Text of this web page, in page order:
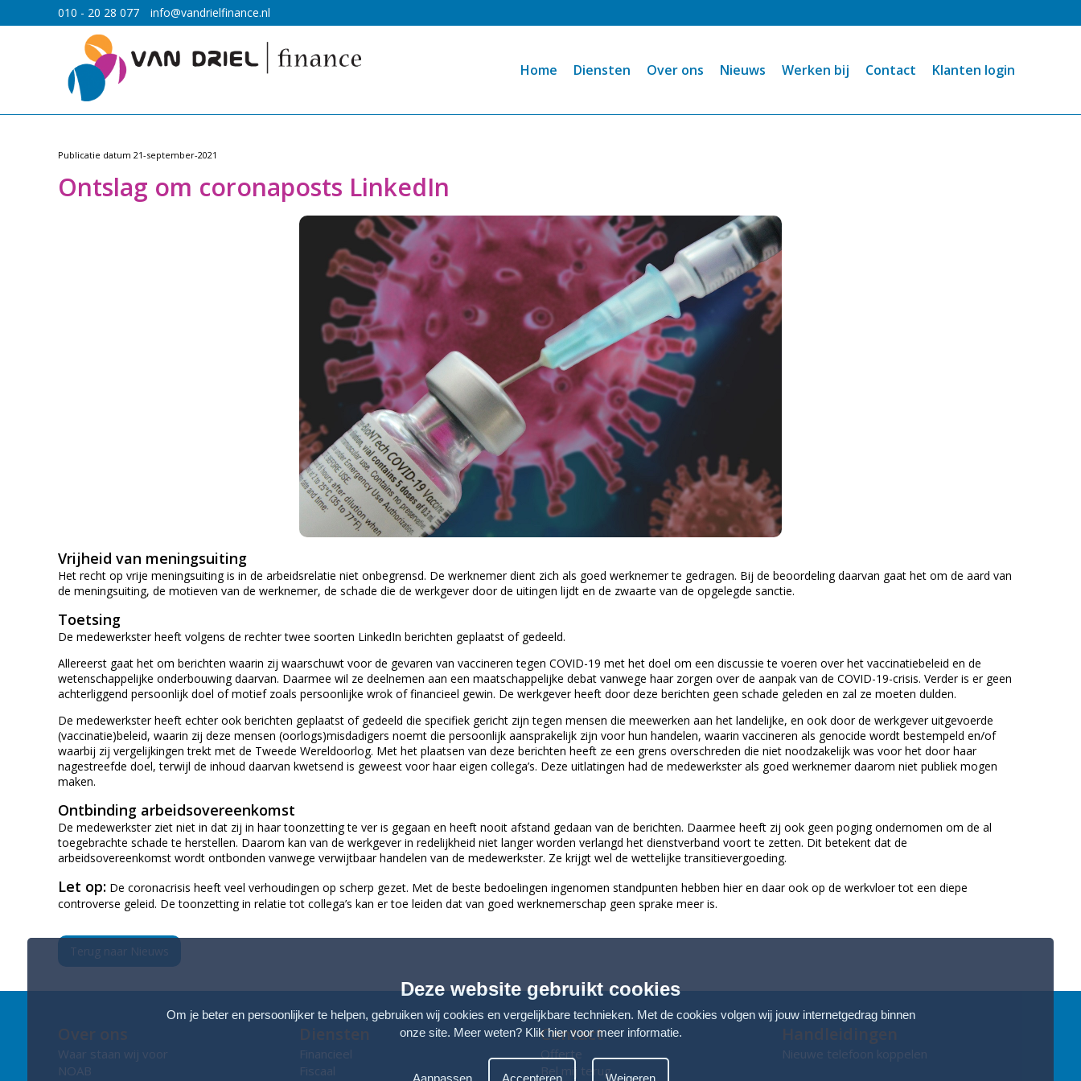
010 - 20 28 077 info@vandrielfinance.nl
Home Diensten Over ons Nieuws Werken bij Contact Klanten login
Publicatie datum 21-september-2021
Ontslag om coronaposts LinkedIn
Vrijheid van meningsuiting
Het recht op vrije meningsuiting is in de arbeidsrelatie niet onbegrensd. De werknemer dient zich als goed werknemer te gedragen. Bij de beoordeling daarvan gaat het om de aard van
de meningsuiting, de motieven van de werknemer, de schade die de werkgever door de uitingen lijdt en de zwaarte van de opgelegde sanctie.
Toetsing
De medewerkster heeft volgens de rechter twee soorten LinkedIn berichten geplaatst of gedeeld.
Allereerst gaat het om berichten waarin zij waarschuwt voor de gevaren van vaccineren tegen COVID-19 met het doel om een discussie te voeren over het vaccinatiebeleid en de
wetenschappelijke onderbouwing daarvan. Daarmee wil ze deelnemen aan een maatschappelijke debat vanwege haar zorgen over de aanpak van de COVID-19-crisis. Verder is er geen
achterliggend persoonlijk doel of motief zoals persoonlijke wrok of financieel gewin. De werkgever heeft door deze berichten geen schade geleden en zal ze moeten dulden.
De medewerkster heeft echter ook berichten geplaatst of gedeeld die specifiek gericht zijn tegen mensen die meewerken aan het landelijke, en ook door de werkgever uitgevoerde
(vaccinatie)beleid, waarin zij deze mensen (oorlogs)misdadigers noemt die persoonlijk aansprakelijk zijn voor hun handelen, waarin vaccineren als genocide wordt bestempeld en/of
waarbij zij vergelijkingen trekt met de Tweede Wereldoorlog. Met het plaatsen van deze berichten heeft ze een grens overschreden die niet noodzakelijk was voor het door haar
nagestreefde doel, terwijl de inhoud daarvan kwetsend is geweest voor haar eigen collega’s. Deze uitlatingen had de medewerkster als goed werknemer daarom niet publiek mogen
maken.
Ontbinding arbeidsovereenkomst
De medewerkster ziet niet in dat zij in haar toonzetting te ver is gegaan en heeft nooit afstand gedaan van de berichten. Daarmee heeft zij ook geen poging ondernomen om de al
toegebrachte schade te herstellen. Daarom kan van de werkgever in redelijkheid niet langer worden verlangd het dienstverband voort te zetten. Dit betekent dat de
arbeidsovereenkomst wordt ontbonden vanwege verwijtbaar handelen van de medewerkster. Ze krijgt wel de wettelijke transitievergoeding.
Let op: De coronacrisis heeft veel verhoudingen op scherp gezet. Met de beste bedoelingen ingenomen standpunten hebben hier en daar ook op de werkvloer tot een diepe
controverse geleid. De toonzetting in relatie tot collega’s kan er toe leiden dat van goed werknemerschap geen sprake meer is.
Terug naar Nieuws
Over ons
Waar staan wij voor
NOAB
Diensten
Financieel
Fiscaal
Contact
Offerte
Bel mij terug
Handleidingen
Nieuwe telefoon koppelen
Deze website gebruikt cookies
Om je beter en persoonlijker te helpen, gebruiken wij cookies en vergelijkbare technieken. Met de cookies volgen wij jouw internetgedrag binnen
onze site. Meer weten? Klik hier voor meer informatie.
Aanpassen Accepteren Weigeren